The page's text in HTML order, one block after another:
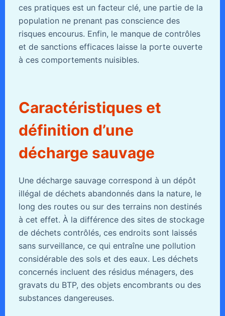
ces pratiques est un facteur clé, une partie de la
population ne prenant pas conscience des
risques encourus. Enfin, le manque de contrôles
et de sanctions efficaces laisse la porte ouverte
à ces comportements nuisibles.
Caractéristiques et
définition d’une
décharge sauvage
Une décharge sauvage correspond à un dépôt
illégal de déchets abandonnés dans la nature, le
long des routes ou sur des terrains non destinés
à cet effet. À la différence des sites de stockage
de déchets contrôlés, ces endroits sont laissés
sans surveillance, ce qui entraîne une pollution
considérable des sols et des eaux. Les déchets
concernés incluent des résidus ménagers, des
gravats du BTP, des objets encombrants ou des
substances dangereuses.